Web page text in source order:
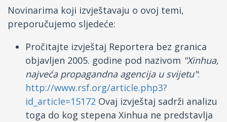
Novinarima koji izvještavaju o ovoj temi,
preporučujemo sljedeće:
Pročitajte izvještaj Reportera bez granica
objavljen 2005. godine pod nazivom "Xinhua,
najveća propagandna agencija u svijetu":
http://www.rsf.org/article.php3?
id_article=15172 Ovaj izvještaj sadrži analizu
toga do kog stepena Xinhua ne predstavlja